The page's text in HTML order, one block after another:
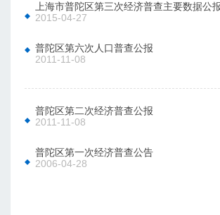
上海市普陀区第三次经济普查主要数据公
2015-04-27
普陀区第六次人口普查公报
2011-11-08
普陀区第二次经济普查公报
2011-11-08
普陀区第一次经济普查公告
2006-04-28